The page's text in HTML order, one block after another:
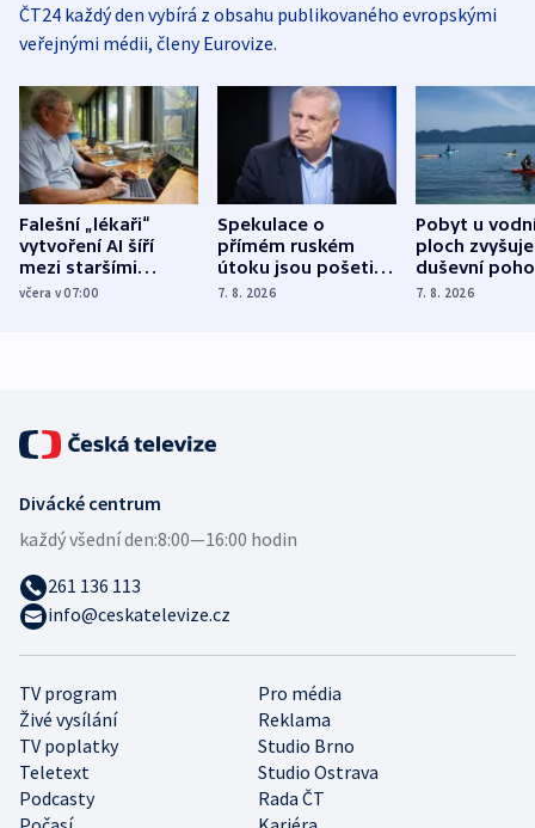
ČT24 každý den vybírá z obsahu publikovaného evropskými
veřejnými médii, členy Eurovize.
Falešní „lékaři“
vytvoření AI šíří
mezi staršími
Poláky nebezpečné
včera v 07:00
Spekulace o
přímém ruském
útoku jsou pošetilé,
míní estonský
7. 8. 2026
Pobyt u
ploch zvyšuje
duševní
ukázala
7. 8. 2026
TV program
Pro média
Živé vysílání
Reklama
TV poplatky
Studio Brno
Teletext
Studio Ostrava
Podcasty
Rada ČT
Divácké centrum
každý všední den:8:00—16:00 hodin
261 136 113
info@ceskatelevize.cz